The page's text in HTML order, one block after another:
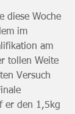
diese Woche
im
am
tollen Weite
Versuch
er den 1,5kg